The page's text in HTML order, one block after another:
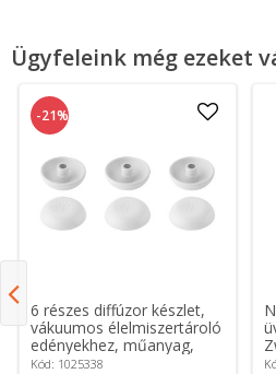
Ügyfeleink még ezeket
-21%
6 részes diffúzor készlet,
vákuumos élelmiszertároló
edényekhez, műanyag,
"Cube" - Zwilling
Kód: 1025338